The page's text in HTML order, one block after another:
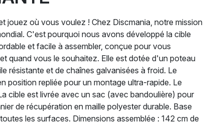
jouez où vous voulez ! Chez Discmania, notre mission
C'est pourquoi nous avons développé la cible
et facile à assembler, conçue pour vous
quand vous le souhaitez. Elle est dotée d'un poteau
résistante et de chaînes galvanisées à froid. Le
position repliée pour un montage ultra-rapide. Le
cible est livrée avec un sac (avec bandoulière) pour
de récupération en maille polyester durable. Base
les surfaces. Dimensions assemblée : 142 cm de